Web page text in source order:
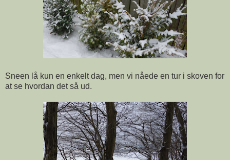
Sneen lå kun en enkelt dag, men vi nåede en tur i skoven for
at se hvordan det så ud.